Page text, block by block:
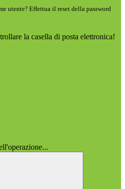
utente? Effettua il reset della password
la casella di posta elettronica!